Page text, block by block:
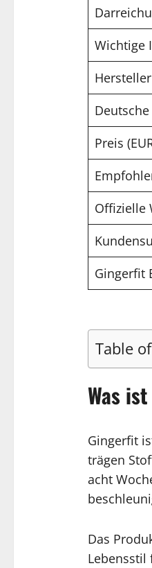
Wichtige
Preis
Offizielle
Gingerfit
Table
Was
Gingerfit
trägen
acht
Das
Lebensstil